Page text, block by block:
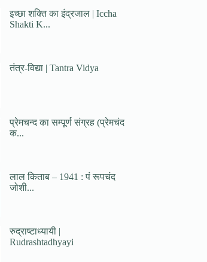
इच्छा शक्ति का इंद्रजाल | Iccha
Shakti K...
तंत्र-विद्या | Tantra Vidya
प्रेमचन्द का सम्पूर्ण संग्रह (प्रेमचंद
क...
लाल किताब – 1941 : पं रूपचंद
जोशी...
रुद्राष्टाध्यायी |
Rudrashtadhyayi